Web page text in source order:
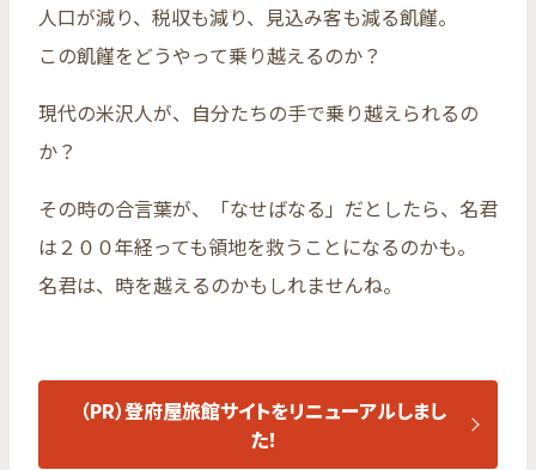
人口が減り、税収も減り、見込み客も減る飢饉。
この飢饉をどうやって乗り越えるのか？
現代の米沢人が、自分たちの手で乗り越えられるの
か？
その時の合言葉が、「なせばなる」だとしたら、名君
は２００年経っても領地を救うことになるのかも。
名君は、時を越えるのかもしれませんね。
（PR）登府屋旅館サイトをリニューアルしまし
た！